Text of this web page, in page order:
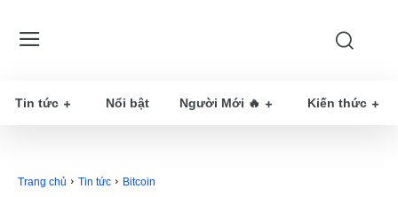
Tin tức Nổi bật Người Mới 🔥 Kiến thức
Trang chủ Tin tức Bitcoin